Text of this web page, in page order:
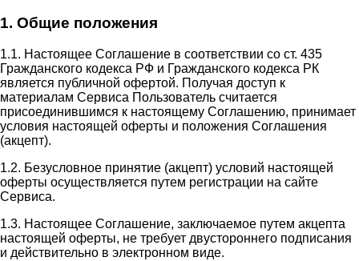
1. Общие положения
1.1. Настоящее Соглашение в соответствии со ст. 435
Гражданского кодекса РФ и Гражданского кодекса РК
является публичной офертой. Получая доступ к
материалам Сервиса Пользователь считается
присоединившимся к настоящему Соглашению, принимает
условия настоящей оферты и положения Соглашения
(акцепт).
1.2. Безусловное принятие (акцепт) условий настоящей
оферты осуществляется путем регистрации на сайте
Сервиса.
1.3. Настоящее Соглашение, заключаемое путем акцепта
настоящей оферты, не требует двустороннего подписания
и действительно в электронном виде.